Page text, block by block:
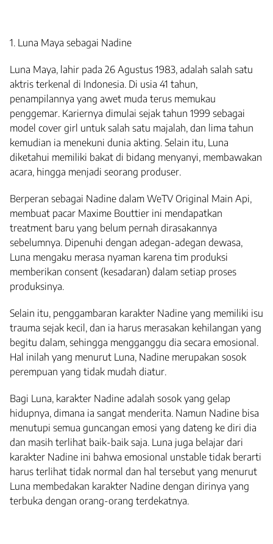
1. Luna Maya sebagai Nadine
Luna Maya, lahir pada 26 Agustus 1983, adalah salah satu
aktris terkenal di Indonesia. Di usia 41 tahun,
penampilannya yang awet muda terus memukau
penggemar. Kariernya dimulai sejak tahun 1999 sebagai
model cover girl untuk salah satu majalah, dan lima tahun
kemudian ia menekuni dunia akting. Selain itu, Luna
diketahui memiliki bakat di bidang menyanyi, membawakan
acara, hingga menjadi seorang produser.
Berperan sebagai Nadine dalam WeTV Original Main Api,
membuat pacar Maxime Bouttier ini mendapatkan
treatment baru yang belum pernah dirasakannya
sebelumnya. Dipenuhi dengan adegan-adegan dewasa,
Luna mengaku merasa nyaman karena tim produksi
memberikan consent (kesadaran) dalam setiap proses
produksinya.
Selain itu, penggambaran karakter Nadine yang memiliki isu
trauma sejak kecil, dan ia harus merasakan kehilangan yang
begitu dalam, sehingga mengganggu dia secara emosional.
Hal inilah yang menurut Luna, Nadine merupakan sosok
perempuan yang tidak mudah diatur.
Bagi Luna, karakter Nadine adalah sosok yang gelap
hidupnya, dimana ia sangat menderita. Namun Nadine bisa
menutupi semua guncangan emosi yang dateng ke diri dia
dan masih terlihat baik-baik saja. Luna juga belajar dari
karakter Nadine ini bahwa emosional unstable tidak berarti
harus terlihat tidak normal dan hal tersebut yang menurut
Luna membedakan karakter Nadine dengan dirinya yang
terbuka dengan orang-orang terdekatnya.